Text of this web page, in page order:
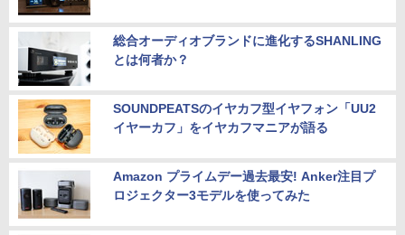
総合オーディオブランドに進化するSHANLING
とは何者か？
SOUNDPEATSのイヤカフ型イヤフォン「UU2
イヤーカフ」をイヤカフマニアが語る
Amazon プライムデー過去最安! Anker注目プ
ロジェクター3モデルを使ってみた